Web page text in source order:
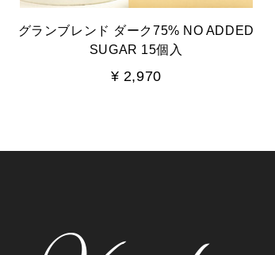
グランブレンド ダーク75% NO ADDED
SUGAR 15個入
¥ 2,970